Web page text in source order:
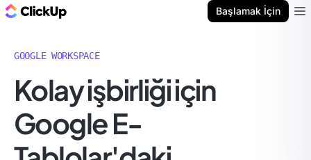
Başlamak İçin
GOOGLE WORKSPACE
Kolay işbirliği için
Google E-